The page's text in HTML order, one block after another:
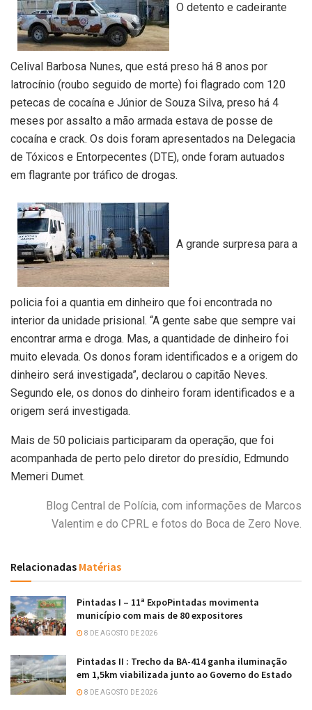
O detento e cadeirante
Celival Barbosa Nunes, que está preso há 8 anos por
latrocínio (roubo seguido de morte) foi flagrado com 120
petecas de cocaína e Júnior de Souza Silva, preso há 4
meses por assalto a mão armada estava de posse de
cocaína e crack. Os dois foram apresentados na Delegacia
de Tóxicos e Entorpecentes (DTE), onde foram autuados
em flagrante por tráfico de drogas.
A grande surpresa para a
policia foi a quantia em dinheiro que foi encontrada no
interior da unidade prisional. “A gente sabe que sempre vai
encontrar arma e droga. Mas, a quantidade de dinheiro foi
muito elevada. Os donos foram identificados e a origem do
dinheiro será investigada”, declarou o capitão Neves.
Segundo ele, os donos do dinheiro foram identificados e a
origem será investigada.
Mais de 50 policiais participaram da operação, que foi
acompanhada de perto pelo diretor do presídio, Edmundo
Memeri Dumet.
Blog Central de Polícia, com informações de Marcos
Valentim e do CPRL e fotos do Boca de Zero Nove.
Relacionadas Matérias
Pintadas I – 11ª ExpoPintadas movimenta
município com mais de 80 expositores
8 DE AGOSTO DE 2026
Pintadas II : Trecho da BA-414 ganha iluminação
em 1,5km viabilizada junto ao Governo do Estado
8 DE AGOSTO DE 2026